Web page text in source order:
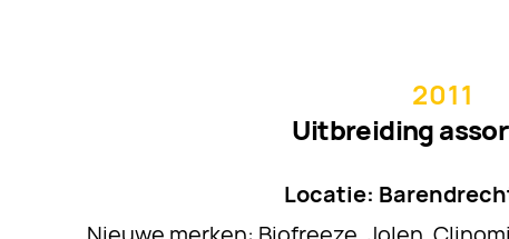
2011
Uitbreiding
Locatie: